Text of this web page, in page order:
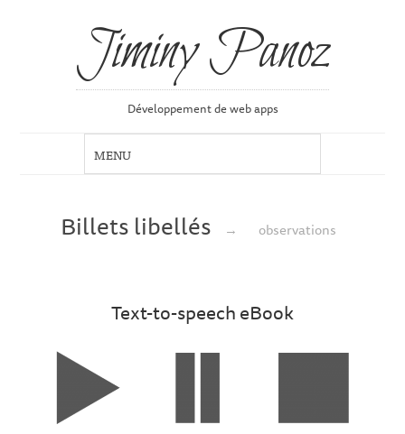
Jiminy Panoz
Développement de web apps
Billets libellés → observations
Text-to-speech eBook